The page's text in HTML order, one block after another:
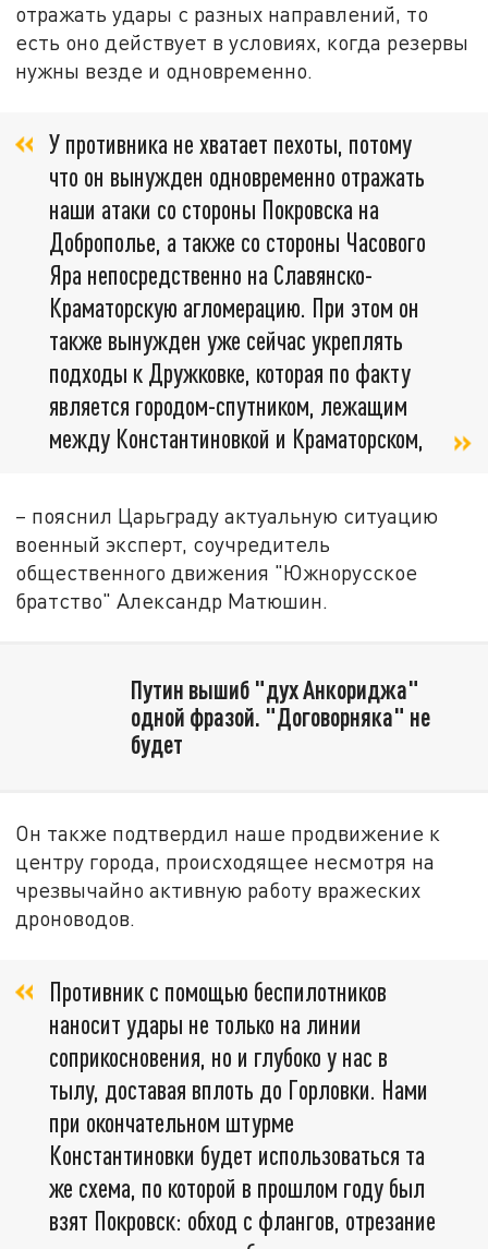
отражать удары с разных направлений, то
есть оно действует в условиях, когда резервы
нужны везде и одновременно.
У противника не хватает пехоты, потому
что он вынужден одновременно отражать
наши атаки со стороны Покровска на
Доброполье, а также со стороны Часового
Яра непосредственно на Славянско-
Краматорскую агломерацию. При этом он
также вынужден уже сейчас укреплять
подходы к Дружковке, которая по факту
является городом-спутником, лежащим
между Константиновкой и Краматорском,
– пояснил Царьграду актуальную ситуацию
военный эксперт, соучредитель
общественного движения "Южнорусское
братство" Александр Матюшин.
Путин вышиб "дух Анкориджа"
одной фразой. "Договорняка" не
будет
Он также подтвердил наше продвижение к
центру города, происходящее несмотря на
чрезвычайно активную работу вражеских
дроноводов.
Противник с помощью беспилотников
наносит удары не только на линии
соприкосновения, но и глубоко у нас в
тылу, доставая вплоть до Горловки. Нами
при окончательном штурме
Константиновки будет использоваться та
же схема, по которой в прошлом году был
взят Покровск: обход с флангов, отрезание